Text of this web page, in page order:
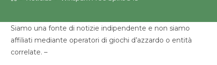
Siamo una fonte di notizie indipendente e non siamo
affiliati mediante operatori di giochi d’azzardo o entità
correlate. –